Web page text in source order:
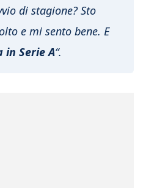
di stagione? Sto
e mi sento bene. E
in Serie A“.